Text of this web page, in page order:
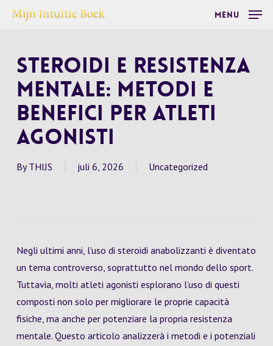
Skip
content
Menu
Steroidi e Resistenza
Mentale: Metodi e
Benefici per Atleti
Agonisti
By THIJS juli 6, 2026 Uncategorized
Negli ultimi anni, l’uso di steroidi anabolizzanti è diventato
un tema controverso, soprattutto nel mondo dello sport.
Tuttavia, molti atleti agonisti esplorano l’uso di questi
composti non solo per migliorare le proprie capacità
fisiche, ma anche per potenziare la propria resistenza
mentale. Questo articolo analizzerà i metodi e i potenziali